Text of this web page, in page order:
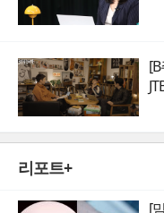
리포트+
[